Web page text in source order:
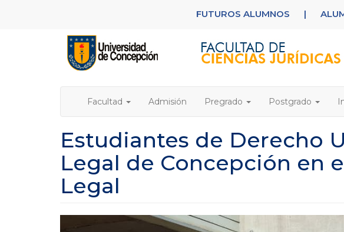
FUTUROS ALUMNOS |
Facultad Admisión Pregrado Postgrado
Estudiantes de Derecho
Legal de Concepción en
Legal